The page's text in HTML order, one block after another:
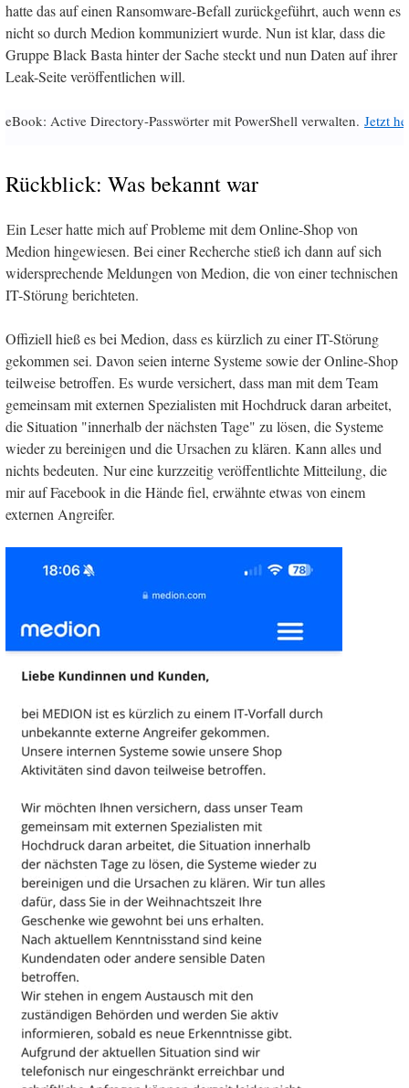
hatte das auf einen Ransomware-Befall zurückgeführt, auch wenn es
nicht so durch Medion kommuniziert wurde. Nun ist klar, dass die
Gruppe Black Basta hinter der Sache steckt und nun Daten auf ihrer
Leak-Seite veröffentlichen will.
eBook: Active Directory-Passwörter mit PowerShell verwalten. Jetzt
Rückblick: Was bekannt war
Ein Leser hatte mich auf Probleme mit dem Online-Shop von
Medion hingewiesen. Bei einer Recherche stieß ich dann auf sich
widersprechende Meldungen von Medion, die von einer technischen
IT-Störung berichteten.
Offiziell hieß es bei Medion, dass es kürzlich zu einer IT-Störung
gekommen sei. Davon seien interne Systeme sowie der Online-Shop
teilweise betroffen. Es wurde versichert, dass man mit dem Team
gemeinsam mit externen Spezialisten mit Hochdruck daran arbeitet,
die Situation "innerhalb der nächsten Tage" zu lösen, die Systeme
wieder zu bereinigen und die Ursachen zu klären. Kann alles und
nichts bedeuten. Nur eine kurzzeitig veröffentlichte Mitteilung, die
mir auf Facebook in die Hände fiel, erwähnte etwas von einem
externen Angreifer.